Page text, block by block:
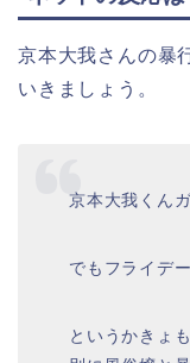
京本大我さんの暴
いきましょう。
京本大我くん
でもフライデ
というかきょ